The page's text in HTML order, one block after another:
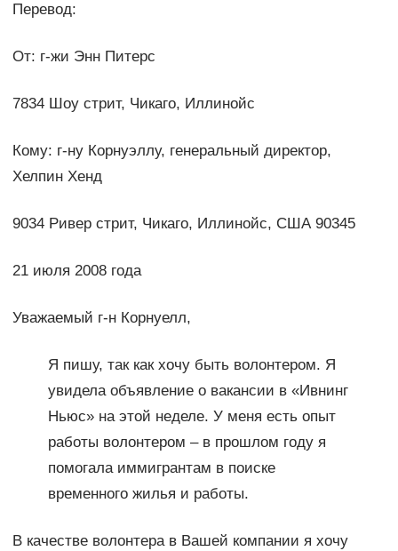
Перевод:
От: г-жи Энн Питерс
7834 Шоу стрит, Чикаго, Иллинойс
Кому: г-ну Корнуэллу, генеральный директор,
Хелпин Хенд
9034 Ривер стрит, Чикаго, Иллинойс, США 90345
21 июля 2008 года
Уважаемый г-н Корнуелл,
Я пишу, так как хочу быть волонтером. Я
увидела объявление о вакансии в «Ивнинг
Ньюс» на этой неделе. У меня есть опыт
работы волонтером – в прошлом году я
помогала иммигрантам в поиске
временного жилья и работы.
В качестве волонтера в Вашей компании я хочу